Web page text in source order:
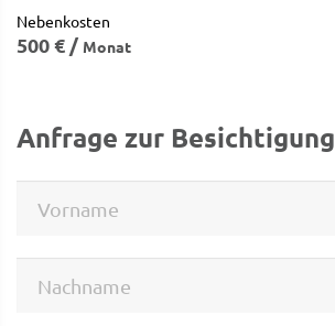
Nebenkosten
500 € / Monat
Anfrage zur Besichtigung
Vorname
Nachname